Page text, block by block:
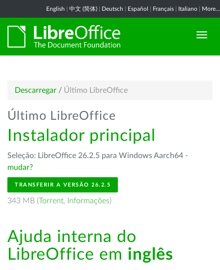
English 中文 (简体) Deutsch Español Français Italiano More...
Descarregar / Último LibreOffice
Último LibreOffice
Instalador principal
Seleção: LibreOffice 26.2.5 para Windows Aarch64 -
mudar?
TRANSFERIR A VERSÃO 26.2.5
343 MB (Torrent, Informações)
Ajuda interna do
LibreOffice em inglês